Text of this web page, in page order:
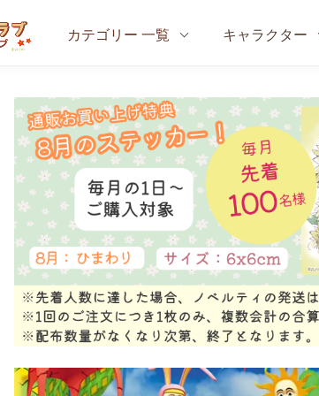
カテゴリー 一覧 キャラクター